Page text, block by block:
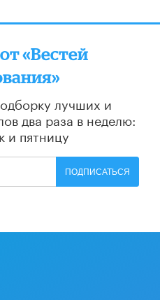
«Вестей
лучших и
два раза в неделю:
и пятницу
ПОДПИСАТЬСЯ